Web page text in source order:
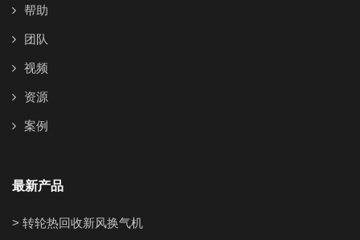
帮助
团队
视频
资源
案例
最新产品
> 转轮热回收新风换气机